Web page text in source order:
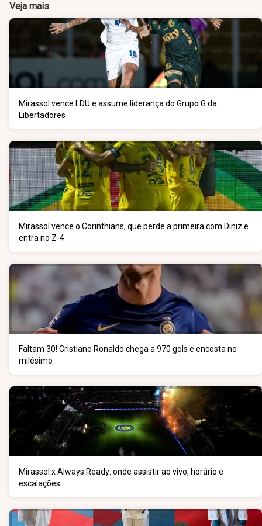
Veja mais
Mirassol vence LDU e assume liderança do Grupo G da
Libertadores
Mirassol vence o Corinthians, que perde a primeira com Diniz e
entra no Z-4
Faltam 30! Cristiano Ronaldo chega a 970 gols e encosta no
milésimo
Mirassol x Always Ready: onde assistir ao vivo, horário e
escalações